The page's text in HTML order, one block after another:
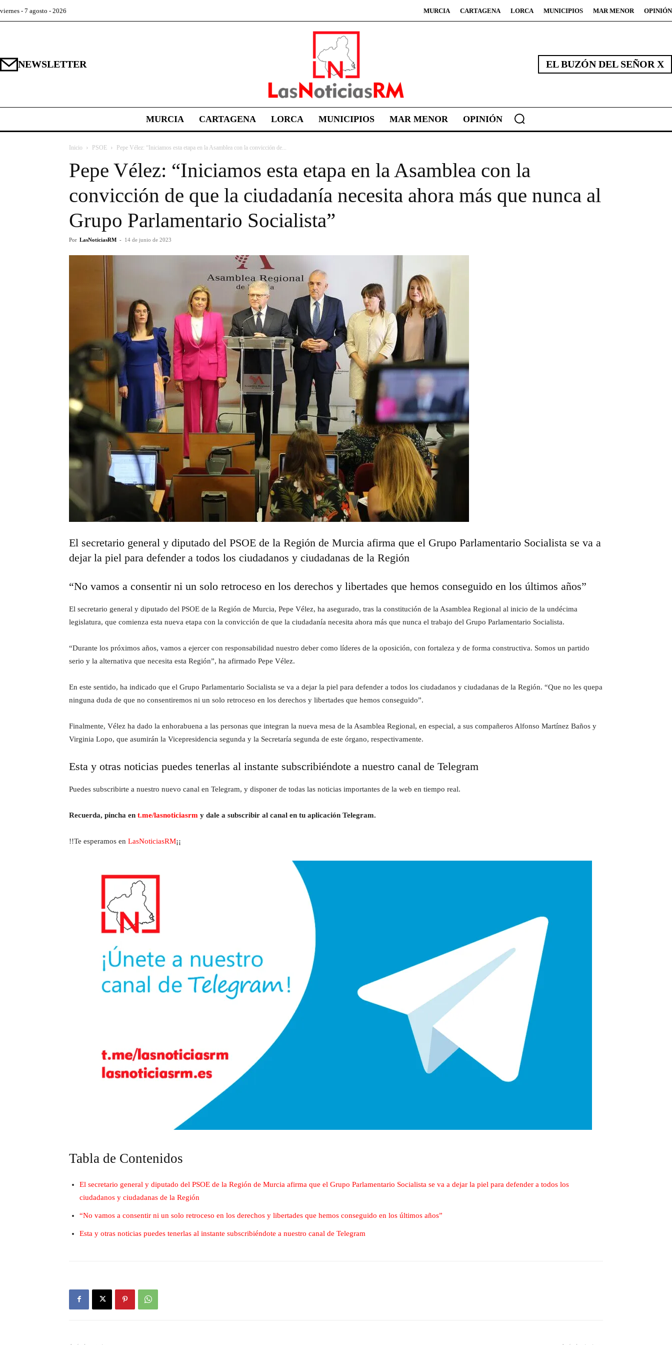
viernes - 7 agosto - 2026 MURCIA CARTAGENA LORCA MUNICIPIOS MAR MENOR OPINIÓN
NEWSLETTER EL BUZÓN DEL SEÑOR X
MURCIA CARTAGENA LORCA MUNICIPIOS MAR MENOR OPINIÓN
Inicio PSOE Pepe Vélez: “Iniciamos esta etapa en la Asamblea con la convicción de...
Pepe Vélez: “Iniciamos esta etapa en la Asamblea con la
convicción de que la ciudadanía necesita ahora más que nunca al
Grupo Parlamentario Socialista”
Por LasNoticiasRM - 14 de junio de 2023
El secretario general y diputado del PSOE de la Región de Murcia afirma que el Grupo Parlamentario Socialista se va a
dejar la piel para defender a todos los ciudadanos y ciudadanas de la Región
“No vamos a consentir ni un solo retroceso en los derechos y libertades que hemos conseguido en los últimos años”
El secretario general y diputado del PSOE de la Región de Murcia, Pepe Vélez, ha asegurado, tras la constitución de la Asamblea Regional al inicio de la undécima
legislatura, que comienza esta nueva etapa con la convicción de que la ciudadanía necesita ahora más que nunca el trabajo del Grupo Parlamentario Socialista.
“Durante los próximos años, vamos a ejercer con responsabilidad nuestro deber como líderes de la oposición, con fortaleza y de forma constructiva. Somos un partido
serio y la alternativa que necesita esta Región”, ha afirmado Pepe Vélez.
En este sentido, ha indicado que el Grupo Parlamentario Socialista se va a dejar la piel para defender a todos los ciudadanos y ciudadanas de la Región. “Que no les quepa
ninguna duda de que no consentiremos ni un solo retroceso en los derechos y libertades que hemos conseguido”.
Finalmente, Vélez ha dado la enhorabuena a las personas que integran la nueva mesa de la Asamblea Regional, en especial, a sus compañeros Alfonso Martínez Baños y
Virginia Lopo, que asumirán la Vicepresidencia segunda y la Secretaría segunda de este órgano, respectivamente.
Esta y otras noticias puedes tenerlas al instante subscribiéndote a nuestro canal de Telegram
Puedes subscribirte a nuestro nuevo canal en Telegram, y disponer de todas las noticias importantes de la web en tiempo real.
Recuerda, pincha en t.me/lasnoticiasrm y dale a subscribir al canal en tu aplicación Telegram.
!!Te esperamos en LasNoticiasRM¡¡
Tabla de Contenidos
El secretario general y diputado del PSOE de la Región de Murcia afirma que el Grupo Parlamentario Socialista se va a dejar la piel para defender a todos los
ciudadanos y ciudadanas de la Región
“No vamos a consentir ni un solo retroceso en los derechos y libertades que hemos conseguido en los últimos años”
Esta y otras noticias puedes tenerlas al instante subscribiéndote a nuestro canal de Telegram